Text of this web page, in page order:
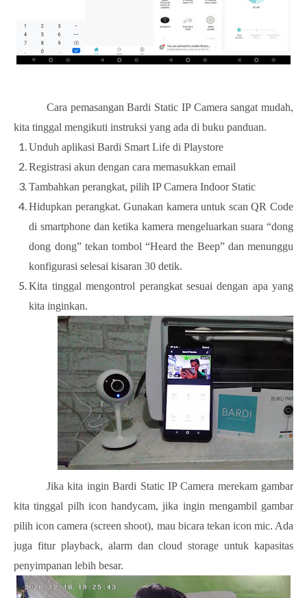
Cara pemasangan Bardi Static IP Camera sangat mudah,
kita tinggal mengikuti instruksi yang ada di buku panduan.
Unduh aplikasi Bardi Smart Life di Playstore
Registrasi akun dengan cara memasukkan email
Tambahkan perangkat, pilih IP Camera Indoor Static
Hidupkan perangkat. Gunakan kamera untuk scan QR Code
di smartphone dan ketika kamera mengeluarkan suara “dong
dong dong” tekan tombol “Heard the Beep” dan menunggu
konfigurasi selesai kisaran 30 detik.
Kita tinggal mengontrol perangkat sesuai dengan apa yang
kita inginkan.
Jika kita ingin Bardi Static IP Camera merekam gambar
kita tinggal pilh icon handycam, jika ingin mengambil gambar
pilih icon camera (screen shoot), mau bicara tekan icon mic. Ada
juga fitur playback, alarm dan cloud storage untuk kapasitas
penyimpanan lebih besar.